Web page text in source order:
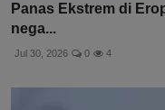
Panas Ekstrem di
nega...
Jul 30, 2026 0 4